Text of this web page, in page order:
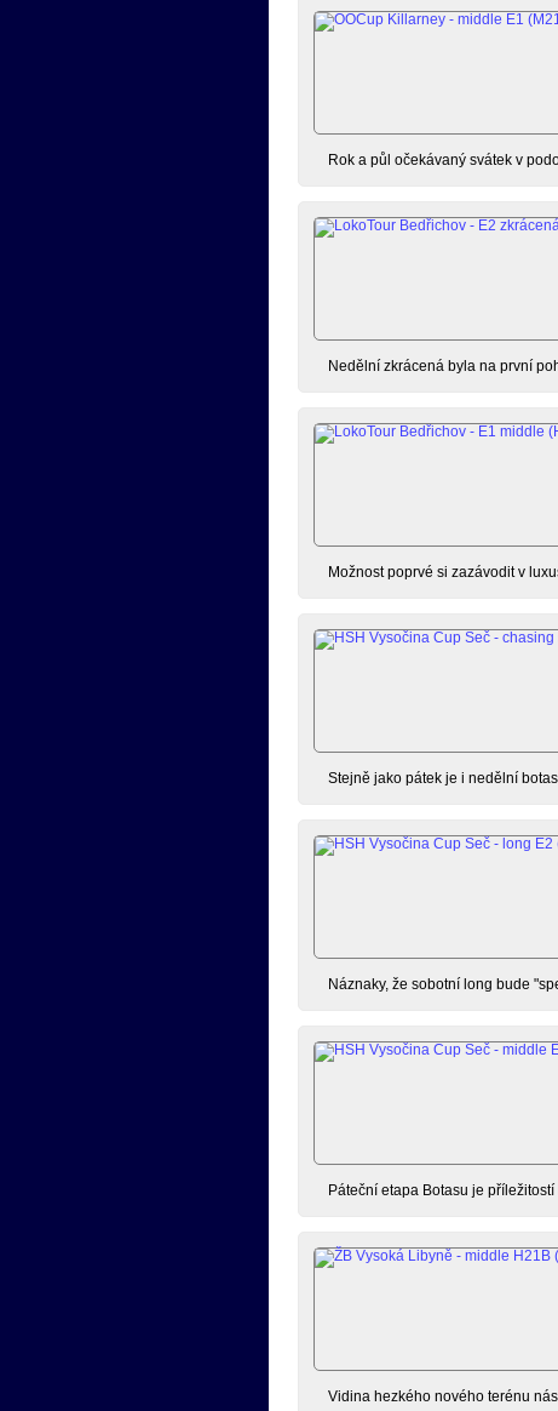
Rok a půl očekávaný svátek v
Nedělní zkrácená byla na první
Možnost poprvé si zazávodit v
Stejně jako pátek je i nedělní
Náznaky, že sobotní long bude
Páteční etapa Botasu je
Vidina hezkého nového terénu